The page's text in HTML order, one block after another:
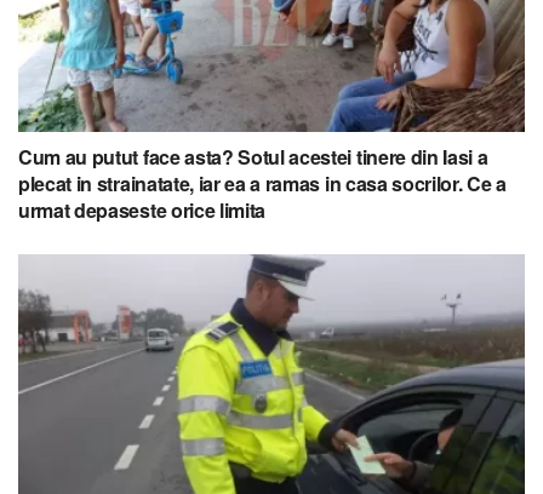
Cum au putut face asta? Sotul acestei tinere din Iasi a
plecat in strainatate, iar ea a ramas in casa socrilor. Ce a
urmat depaseste orice limita